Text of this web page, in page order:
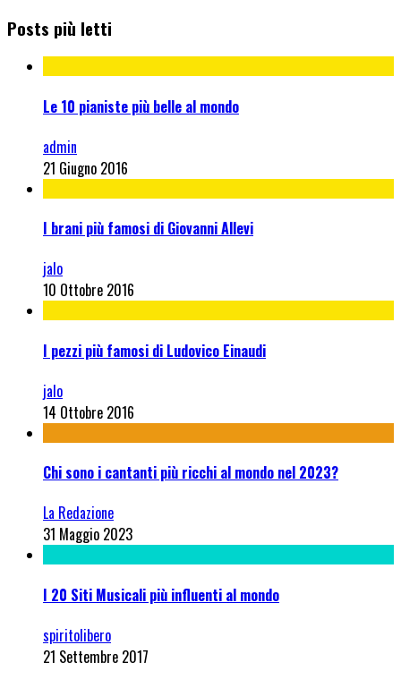
Posts più letti
Le 10 pianiste più belle al mondo
admin
21 Giugno 2016
I brani più famosi di Giovanni Allevi
jalo
10 Ottobre 2016
I pezzi più famosi di Ludovico Einaudi
jalo
14 Ottobre 2016
Chi sono i cantanti più ricchi al mondo nel 2023?
La Redazione
31 Maggio 2023
I 20 Siti Musicali più influenti al mondo
spiritolibero
21 Settembre 2017